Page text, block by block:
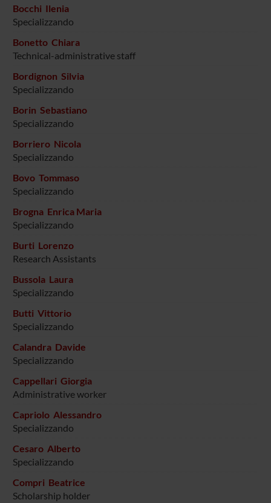
Bocchi Ilenia
Specializzando
Bonetto Chiara
Technical-administrative staff
Bordignon Silvia
Specializzando
Borin Sebastiano
Specializzando
Borriero Nicola
Specializzando
Bovo Tommaso
Specializzando
Brogna Enrica Maria
Specializzando
Burti Lorenzo
Research Assistants
Bussola Laura
Specializzando
Butti Vittorio
Specializzando
Calandra Davide
Specializzando
Cappellari Giorgia
Administrative worker
Capriolo Alessandro
Specializzando
Cesaro Alberto
Specializzando
Compri Beatrice
Scholarship holder